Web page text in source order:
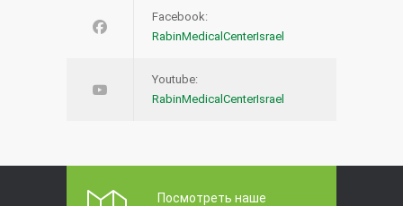
Facebook:
RabinMedicalCenterIsrael
Youtube:
RabinMedicalCenterIsrael
Посмотреть наше